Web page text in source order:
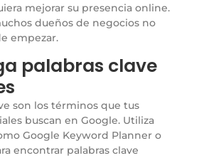
mejorar su presencia online.
dueños de negocios no
empezar.
palabras clave
son los términos que tus
buscan en Google. Utiliza
Google Keyword Planner o
encontrar palabras clave